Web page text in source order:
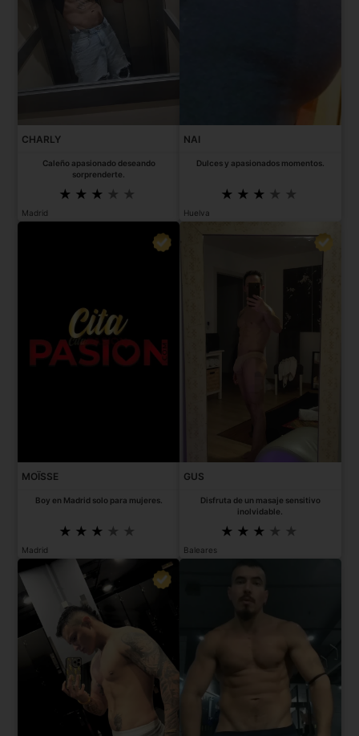
CHARLY
Caleño apasionado deseando
sorprenderte.
Madrid
NAI
Dulces y apasionados momentos.
Huelva
MOÏSSE
Boy en Madrid solo para mujeres.
Madrid
GUS
Disfruta de un masaje sensitivo
inolvidable.
Baleares